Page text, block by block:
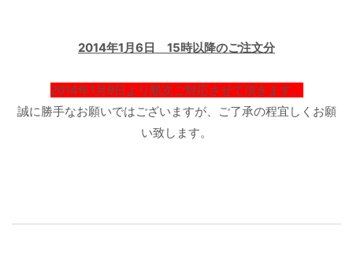
2014年1月6日 15時以降のご注文分
2014年1月9日より順次ご対応させて頂きます。
誠に勝手なお願いではございますが、ご了承の程宜しくお願
い致します。